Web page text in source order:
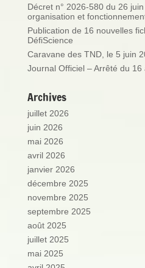
Décret n° 2026-580 du 26
organisation et
Publication de 16 nouvelles
DéfiScience
Caravane des TND, le 5 juin
Journal Officiel – Arrêté du 16
Archives
juillet 2026
juin 2026
mai 2026
avril 2026
janvier 2026
décembre 2025
novembre 2025
septembre 2025
août 2025
juillet 2025
mai 2025